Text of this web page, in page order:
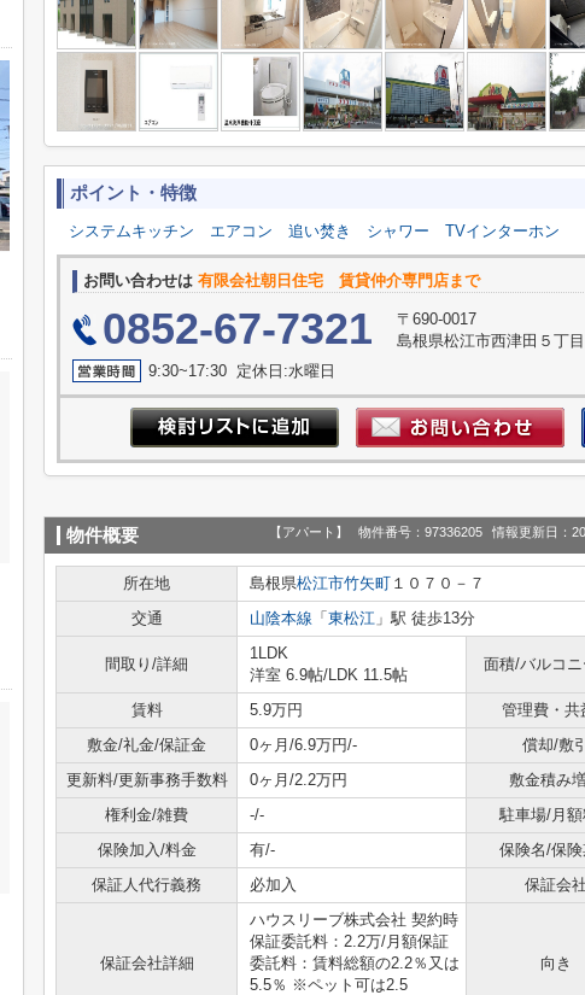
ポイント・特徴
システムキッチン エアコン 追い焚き シャワー TVインターホン
お問い合わせは 有限会社朝日住宅 賃貸仲介専門店まで
0852-67-7321
〒690-0017
島根県松江市西津田５丁
9:30~17:30 定休日:水曜日
物件概要 【アパート】 物件番号：97336205 情報更新日：
所在地 島根県松江市竹矢町 １０７０－７
交通
山陰本線 「 東松江 」駅 徒歩13分
間取り/詳細
1LDK
洋室 6.9帖/LDK 11.5帖
面積/バルコ
賃料 5.9万円
管理費・共
敷金/礼金/保証金
0ヶ月/6.9万円/-
償却/敷
更新料/更新事務手数料
0ヶ月/2.2万円
敷金積み
権利金/雑費
-/-
駐車場/月
保険加入/料金
有/-
保険名/保
保証人代行義務
必加入 保証会
保証会社詳細
ハウスリーブ株式会社 契約時
保証委託料：2.2万/月額保証
委託料：賃料総額の2.2％又は
5.5％ ※ペット可は2.5
向き